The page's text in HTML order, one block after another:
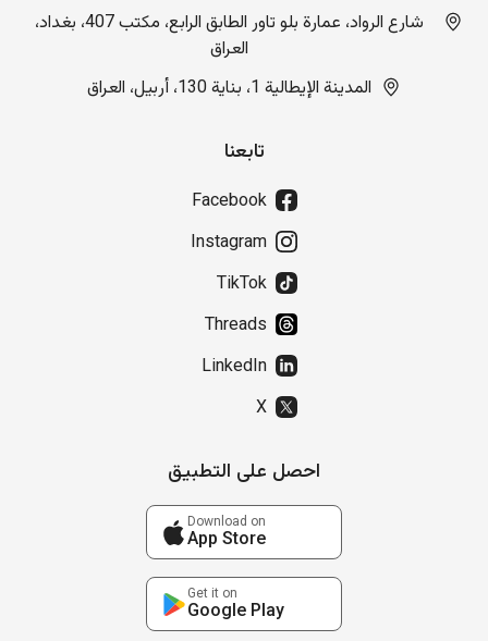
شارع الرواد، عمارة بلو تاور الطابق الرابع، مكتب 407، بغداد،
العراق
المدينة الإيطالية 1، بناية 130، أربيل، العراق
تابعنا
Facebook
Instagram
TikTok
Threads
LinkedIn
X
احصل على التطبيق
Download on
App Store
Get it on
Google Play